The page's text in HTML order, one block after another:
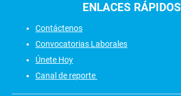
ENLACES RÁPIDOS
Contáctenos
Convocatorias Laborales
Únete Hoy
Canal de reporte